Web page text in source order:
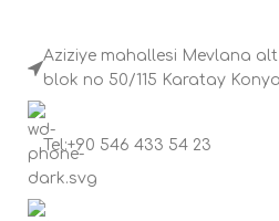
Aziziye mahallesi Mevlana
blok no 50/115 Karatay Konya
Tel:+90 546 433 54 23